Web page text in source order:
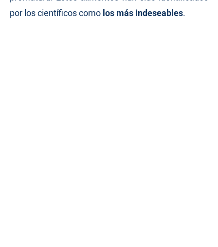
por los científicos como los más indeseables.